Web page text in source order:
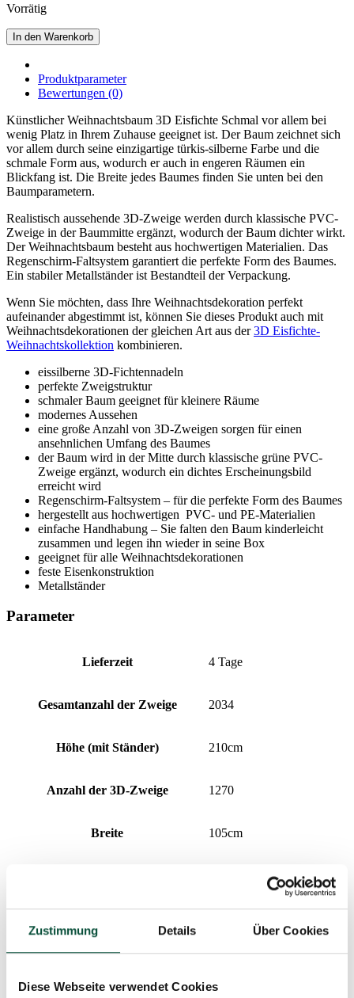
Zustimmung Details Über Cookies
Diese Webseite verwendet Cookies
Vorrätig
In den Warenkorb
Produktparameter
Bewertungen (0)
Künstlicher Weihnachtsbaum 3D Eisfichte Schmal vor allem bei
wenig Platz in Ihrem Zuhause geeignet ist. Der Baum zeichnet sich
vor allem durch seine einzigartige türkis-silberne Farbe und die
schmale Form aus, wodurch er auch in engeren Räumen ein
Blickfang ist. Die Breite jedes Baumes finden Sie unten bei den
Baumparametern.
Realistisch aussehende 3D-Zweige werden durch klassische PVC-
Zweige in der Baummitte ergänzt, wodurch der Baum dichter wirkt.
Der Weihnachtsbaum besteht aus hochwertigen Materialien. Das
Regenschirm-Faltsystem garantiert die perfekte Form des Baumes.
Ein stabiler Metallständer ist Bestandteil der Verpackung.
Wenn Sie möchten, dass Ihre Weihnachtsdekoration perfekt
aufeinander abgestimmt ist, können Sie dieses Produkt auch mit
Weihnachtsdekorationen der gleichen Art aus der3D Eisfichte-
Weihnachtskollektion kombinieren.
eissilberne 3D-Fichtennadeln
perfekte Zweigstruktur
schmaler Baum geeignet für kleinere Räume
modernes Aussehen
eine große Anzahl von 3D-Zweigen sorgen für einen
ansehnlichen Umfang des Baumes
der Baum wird in der Mitte durch klassische grüne PVC-
Zweige ergänzt, wodurch ein dichtes Erscheinungsbild
erreicht wird
Regenschirm-Faltsystem – für die perfekte Form des Baumes
hergestellt aus hochwertigen PVC- und PE-Materialien
einfache Handhabung – Sie falten den Baum kinderleicht
zusammen und legen ihn wieder in seine Box
geeignet für alle Weihnachtsdekorationen
feste Eisenkonstruktion
Metallständer
Parameter
Lieferzeit 4 Tage
Gesamtanzahl der Zweige 2034
Höhe (mit Ständer) 210cm
Anzahl der 3D-Zweige 1270
Breite 105cm